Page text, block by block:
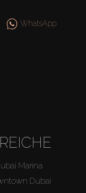
WhatsApp
Marina
Dubai